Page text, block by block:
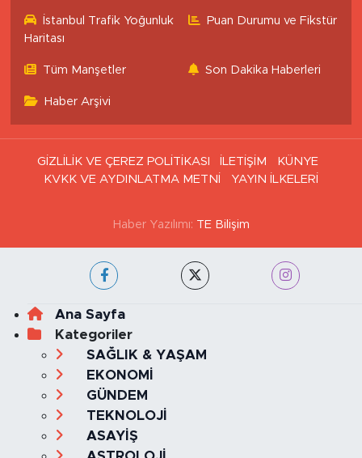
İstanbul Trafik Yoğunluk
Haritası
Puan Durumu ve Fikstür
Tüm Manşetler Son Dakika Haberleri
Haber Arşivi
GİZLİLİK VE ÇEREZ POLİTİKASI İLETİŞİM
KÜNYE
KVKK VE AYDINLATMA METNİ
YAYIN İLKELERİ
Haber Yazılımı: TE Bilişim
Ana Sayfa
Kategoriler
SAĞLIK & YAŞAM
EKONOMİ
GÜNDEM
TEKNOLOJİ
ASAYİŞ